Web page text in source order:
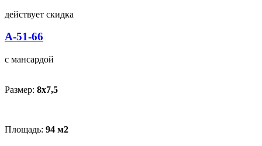
действует скидка
А-51-66
с мансардой
Размер: 8x7,5
Площадь: 94 м2